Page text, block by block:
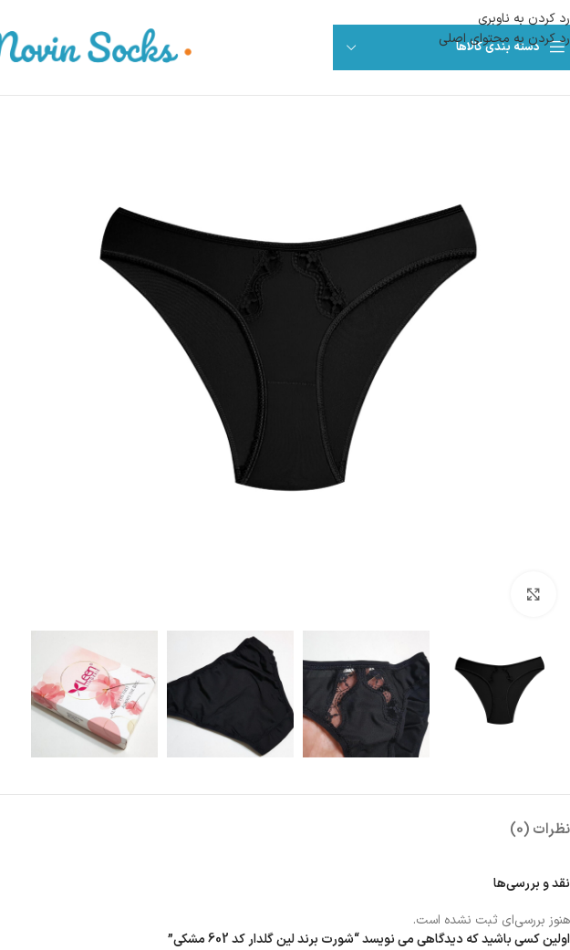
رد کردن به ناوبری
رد کردن به محتوای اصلی
دسته بندی کالاها
نظرات (0)
نقد و بررسی‌ها
هنوز بررسی‌ای ثبت نشده است.
اولین کسی باشید که دیدگاهی می نویسد “شورت برند لین گلدار کد 602 مشکی”